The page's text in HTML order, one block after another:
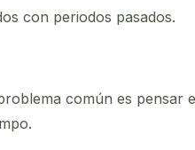
con periodos pasados.
común es pensar